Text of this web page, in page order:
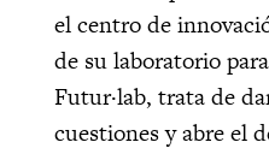
el centro de
de su laboratorio
Futur·lab, trata de
cuestiones yabre el